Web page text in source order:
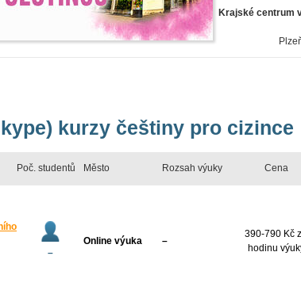
Krajské centrum
kurzy češtiny pro cizince
Poč. studentů Město Rozsah výuky Cena
–
Online výuka –
390-790 Kč
hodinu